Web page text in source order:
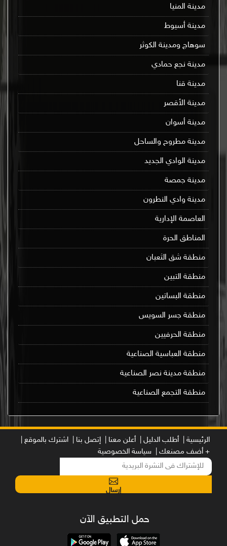
مدينة المنيا
مدينة أسيوط
سوهاج ومدينة الكوثر
مدينة نجع حمادي
مدينة قنا
مدينة الأقصر
مدينة أسوان
مدينة مطروح والساحل
مدينة الوادي الجديد
مدينة جمصة
مدينة وادي النطرون
العاصمة الإدارية
المناطق الحرة
منطقة شق الثعبان
منطقة التبين
منطقة البساتين
منطقة جسر السويس
منطقة الحرفيين
منطقة العباسية الصناعية
منطقة مدينة نصر الصناعية
منطقة التجمع الصناعية
الرئيسية | أطلب الدليل | أعلن معنا | إتصل بنا |
اشترك بالموقع |
+ أضف مصنعك |
سياسة الخصوصية
إرسال
حمل التطبيق الآن